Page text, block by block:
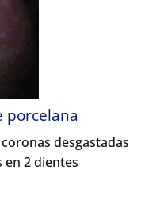
porcelana
desgastadas
2 dientes